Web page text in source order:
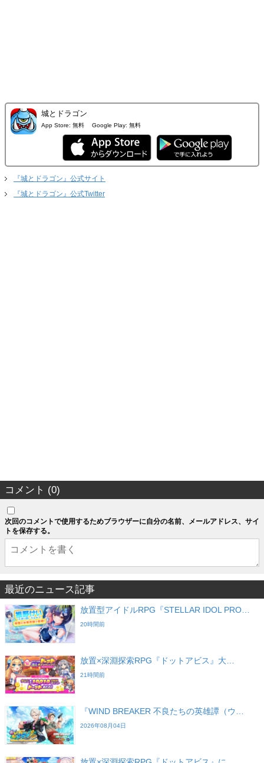
城とドラゴン
App Store: 無料 Google Play: 無料
『城とドラゴン』公式サイト
『城とドラゴン』公式Twitter
コメント (0)
次回のコメントで使用するためブラウザーに自分の名前、メールアドレス、サイ
トを保存する。
最近のニュース記事
放置型アイドルRPG『STELLAR IDOL PRO…
20時間前
放置×深淵探索RPG『ドットアビス』大…
21時間前
『WIND BREAKER 不良たちの英雄譚（ウ…
2026年08月04日